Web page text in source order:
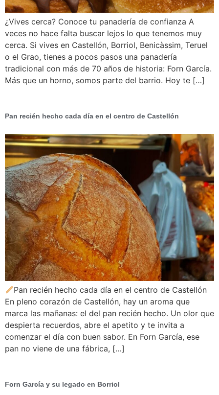
¿Vives cerca? Conoce tu panadería de confianza A
veces no hace falta buscar lejos lo que tenemos muy
cerca. Si vives en Castellón, Borriol, Benicàssim, Teruel
o el Grao, tienes a pocos pasos una panadería
tradicional con más de 70 años de historia: Forn García.
Más que un horno, somos parte del barrio. Hoy te […]
Pan recién hecho cada día en el centro de Castellón
Pan recién hecho cada día en el centro de Castellón
En pleno corazón de Castellón, hay un aroma que
marca las mañanas: el del pan recién hecho. Un olor que
despierta recuerdos, abre el apetito y te invita a
comenzar el día con buen sabor. En Forn García, ese
pan no viene de una fábrica, […]
Forn García y su legado en Borriol